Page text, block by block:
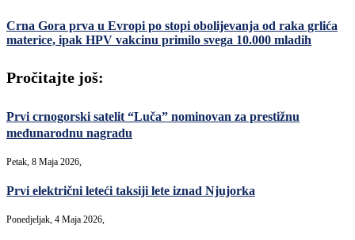
Crna Gora prva u Evropi po stopi obolijevanja od raka grlića
materice, ipak HPV vakcinu primilo svega 10.000 mladih
Pročitajte još:
Prvi crnogorski satelit “Luča” nominovan za prestižnu
međunarodnu nagradu
Petak, 8 Maja 2026,
Prvi električni leteći taksiji lete iznad Njujorka
Ponedjeljak, 4 Maja 2026,